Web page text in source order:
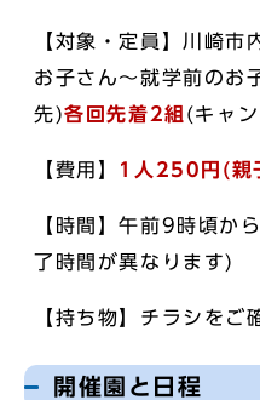
【対象・定員】川崎市
お子さん～就学前のお
先)各回先着2組 (キャ
【費用】 1人250円(親
【時間】午前9時頃か
了時間が異なります)
【持ち物】チラシをご
開催園と日程